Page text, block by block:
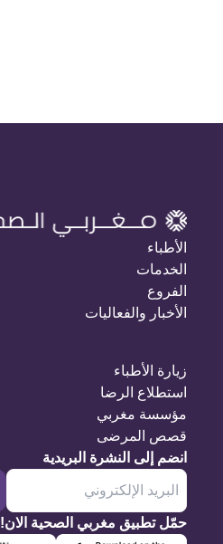
الأطباء
الخدمات
الفروع
الأخبار والفعاليات
زيارة الأطباء
استطلاع الرضا
مؤسسة مغربي
قصص المرضى
انضم إلى النشرة البريدية
حمّل تطبيق مغربي الصحية الان!